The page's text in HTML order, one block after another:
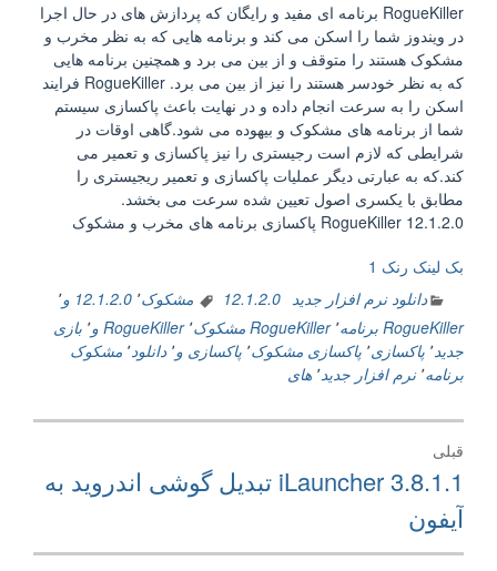
RogueKiller برنامه ای مفید و رایگان که پردازش های در حال اجرا
در ویندوز شما را اسکن می کند و برنامه هایی که به نظر مخرب و
مشکوک هستند را متوقف و از بین می برد و همچنین برنامه هایی
که به نظر خودسر هستند را نیز از بین می برد. RogueKiller فرایند
اسکن را به سرعت انجام داده و در نهایت باعث پاکسازی سیستم
شما از برنامه های مشکوک و بیهوده می شود.گاهی اوقات در
شرایطی که لازم است رجیستری را نیز پاکسازی و تعمیر می
کند.که به عبارتی دیگر عملیات پاکسازی و تعمیر ریجیستری را
مطابق با یکسری اصول تعیین شده سرعت می بخشد.
RogueKiller 12.1.2.0 پاکسازی برنامه های مخرب و مشکوک
بک لینک رنک 1
دانلود نرم افزار جدید 12.1.2.0 مشکوک ٬ 12.1.2.0 و
٬
RogueKiller برنامه
٬ RogueKiller مشکوک ٬ RogueKiller و ٬ بازی
جدید٬ پاکسازی٬ پاکسازی مشکوک٬ پاکسازی و٬ دانلود٬ مشکوک
برنامه٬ نرم افزار جدید٬ های
راهبری
نوشته
قبلی
نوشته
قبلی:
iLauncher 3.8.1.1 تبدیل گوشی اندروید به
آیفون